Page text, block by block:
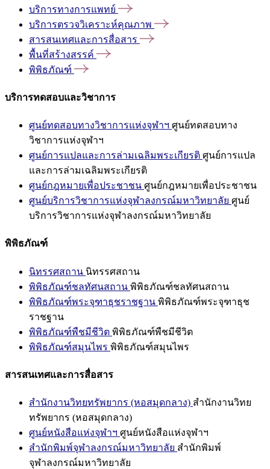
บริการทางการแพทย์
บริการตรวจวิเคราะห์คุณภาพ
สารสนเทศและการสื่อสาร
พื้นที่สร้างสรรค์
พิพิธภัณฑ์
บริการทดสอบและวิชาการ
ศูนย์ทดสอบทางวิชาการแห่งจุฬาฯ ศูนย์ทดสอบทาง
วิชาการแห่งจุฬาฯ
ศูนย์การแปลและการล่ามเฉลิมพระเกียรติ ศูนย์การแปล
และการล่ามเฉลิมพระเกียรติ
ศูนย์กฎหมายเพื่อประชาชน ศูนย์กฎหมายเพื่อประชาชน
ศูนย์บริการวิชาการแห่งจุฬาลงกรณ์มหาวิทยาลัย ศูนย์
บริการวิชาการแห่งจุฬาลงกรณ์มหาวิทยาลัย
พิพิธภัณฑ์
นิทรรศสถาน นิทรรศสถาน
พิพิธภัณฑ์ชลทัศนสถาน พิพิธภัณฑ์ชลทัศนสถาน
พิพิธภัณฑ์พระจุฑาธุชราชฐาน พิพิธภัณฑ์พระจุฑาธุช
ราชฐาน
พิพิธภัณฑ์พืชมีชีวิต พิพิธภัณฑ์พืชมีชีวิต
พิพิธภัณฑ์สมุนไพร พิพิธภัณฑ์สมุนไพร
สารสนเทศและการสื่อสาร
สำนักงานวิทยทรัพยากร (หอสมุดกลาง) สำนักงานวิทย
ทรัพยากร (หอสมุดกลาง)
ศูนย์หนังสือแห่งจุฬาฯ ศูนย์หนังสือแห่งจุฬาฯ
สำนักพิมพ์จุฬาลงกรณ์มหาวิทยาลัย สำนักพิมพ์
จุฬาลงกรณ์มหาวิทยาลัย